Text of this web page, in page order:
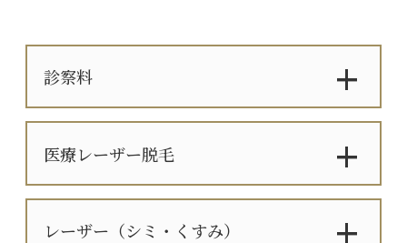
診察料
医療レーザー脱毛
レーザー（シミ・くすみ）